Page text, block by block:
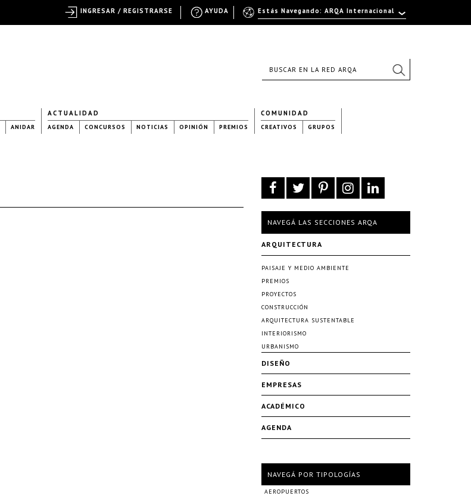
ANIDAR
ACTUALIDAD
AGENDA CONCURSOS NOTICIAS OPINIÓN PREMIOS
COMUNIDAD
CREATIVOS GRUPOS
NAVEGÁ LAS SECCIONES ARQA
ARQUITECTURA
PAISAJE Y MEDIO AMBIENTE
PREMIOS
PROYECTOS
CONSTRUCCIÓN
ARQUITECTURA SUSTENTABLE
INTERIORISMO
URBANISMO
DISEÑO
EMPRESAS
ACADÉMICO
AGENDA
NAVEGÁ POR TIPOLOGÍAS
AEROPUERTOS
Estás Navegando: ARQA Internacional
AYUDA
INGRESAR / REGISTRARSE